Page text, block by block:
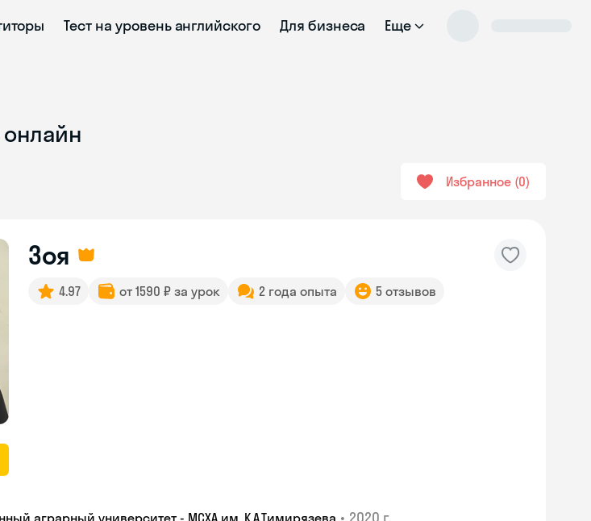
Тест на уровень английского Для бизнеса Еще
Избранное 0
Зоя
4.97 от 1590 ₽ за урок 2 года опыта 5 отзывов
аграрный университет - МСХА им. К.А.Тимирязева